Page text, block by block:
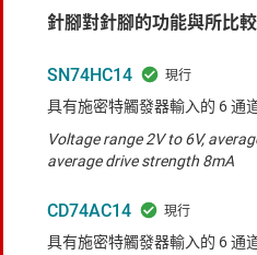
針腳對針腳的功能與所比較
SN74HC14
具有施密特觸發器輸入的 6 通
Voltage range 2V to 6V,
average drive strength 8mA
CD74AC14
具有施密特觸發器輸入的 6 通